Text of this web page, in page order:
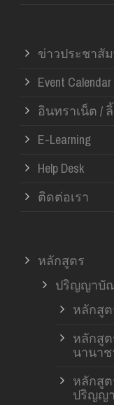
ข่าวประชาสั
Event Calendar
อินทราเน็ต /
E-Learning
Help Desk
ติดต่อเรา
หลักสูตร
ปริญญาบั
หลักสู
หลักสู
นานา
หลักสู
ปริญญ